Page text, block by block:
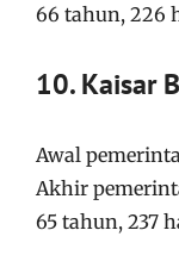
66 tahun, 226
10. Kaisar
Awal
Akhir
65 tahun, 237